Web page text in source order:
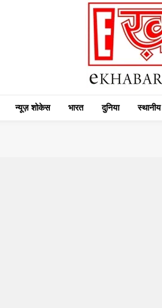
न्यूज़ शोकेस भारत दुनिया स्थानीय